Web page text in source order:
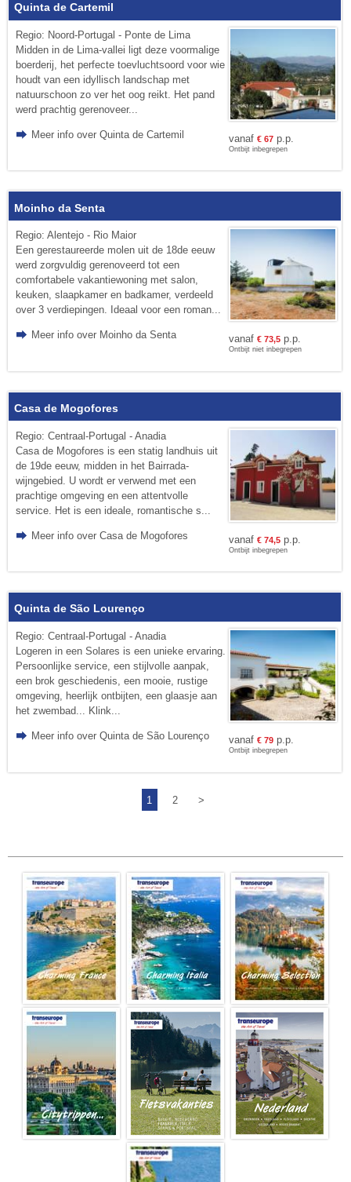
Quinta de Cartemil
Regio: Noord-Portugal - Ponte de Lima
Midden in de Lima-vallei ligt deze voormalige
boerderij, het perfecte toevluchtsoord voor wie
houdt van een idyllisch landschap met
natuurschoon zo ver het oog reikt. Het pand
werd prachtig gerenoveer...
Meer info over Quinta de Cartemil vanaf€67 p.p.
Ontbijt inbegrepen
Moinho da Senta
Regio: Alentejo - Rio Maior
Een gerestaureerde molen uit de 18de eeuw
werd zorgvuldig gerenoveerd tot een
comfortabele vakantiewoning met salon,
keuken, slaapkamer en badkamer, verdeeld
over 3 verdiepingen. Ideaal voor een roman...
Meer info over Moinho da Senta vanaf€73,5 p.p.
Ontbijt niet inbegrepen
Casa de Mogofores
Regio: Centraal-Portugal - Anadia
Casa de Mogofores is een statig landhuis uit
de 19de eeuw, midden in het Bairrada-
wijngebied. U wordt er verwend met een
prachtige omgeving en een attentvolle
service. Het is een ideale, romantische s...
Meer info over Casa de Mogofores vanaf€74,5 p.p.
Ontbijt inbegrepen
Quinta de São Lourenço
Regio: Centraal-Portugal - Anadia
Logeren in een Solares is een unieke ervaring.
Persoonlijke service, een stijlvolle aanpak,
een brok geschiedenis, een mooie, rustige
omgeving, heerlijk ontbijten, een glaasje aan
het zwembad... Klink...
Meer info over Quinta de São Lourenço vanaf€79 p.p.
Ontbijt inbegrepen
1 2 >